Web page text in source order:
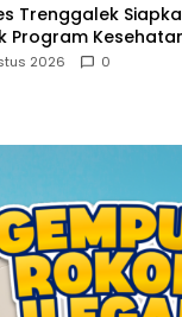
Trenggalek
Program
2026 0